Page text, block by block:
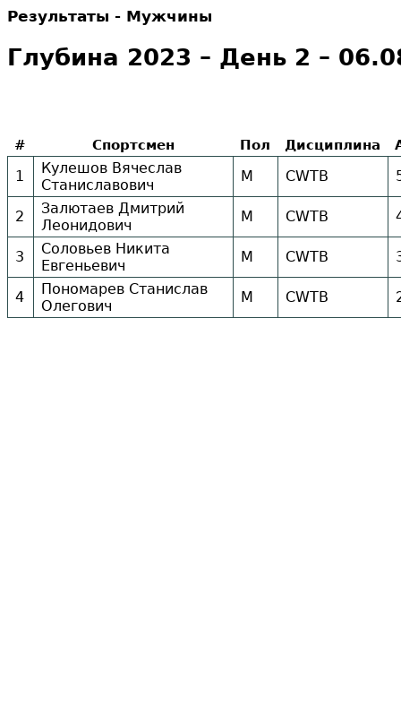
Результаты - Мужчины
Глубина 2023 – День 2 –
# Спортсмен Пол Дисциплина
1
Кулешов Вячеслав
Станиславович
М CWTB
2
Залютаев Дмитрий
Леонидович
М CWTB
3
Соловьев Никита
Евгеньевич
М CWTB
4
Пономарев Станислав
Олегович
М CWTB